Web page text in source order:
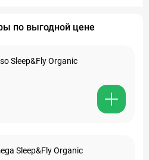
по выгодной цене
Sleep&Fly Organic
Sleep&Fly Organic